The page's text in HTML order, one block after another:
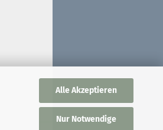
Alle Akzeptieren
Nur Notwendige